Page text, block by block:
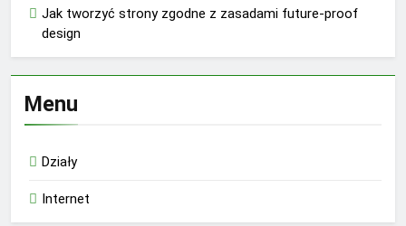
Jak tworzyć strony zgodne z zasadami future-proof
design
Menu
Działy
Internet